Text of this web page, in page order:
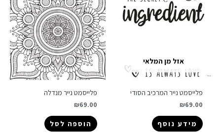
אזל מן המלאי
פלייסמט נייר המרכיב הסודי
₪69.00
מידע נוסף
פלייסמט נייר מנדלה
₪69.00
הוספה לסל